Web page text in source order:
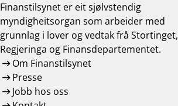
Finanstilsynet er eit sjølvstendig
myndigheitsorgan som arbeider med
grunnlag i lover og vedtak frå Stortinget,
Regjeringa og Finansdepartementet.
Om Finanstilsynet
Presse
Jobb hos oss